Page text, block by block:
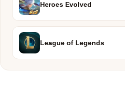
Heroes Evolved
League of Legends